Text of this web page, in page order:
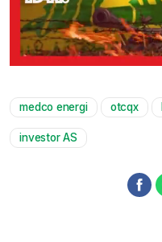
medco energi otcqx
investor AS